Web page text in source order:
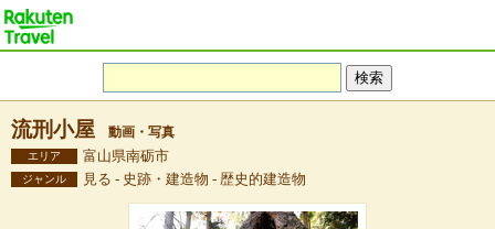
流刑小屋 動画・写真
エリア 富山県南砺市
ジャンル 見る - 史跡・建造物 - 歴史的建造物